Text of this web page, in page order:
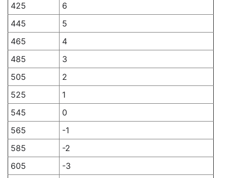
425
6
445
5
465
4
485
3
505
2
525
1
545
0
565
-1
585
-2
605
-3